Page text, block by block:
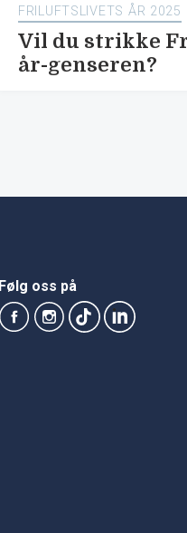
FRILUFTSLIVETS ÅR 2025
Vil du strikke
år-genseren?
Følg oss på